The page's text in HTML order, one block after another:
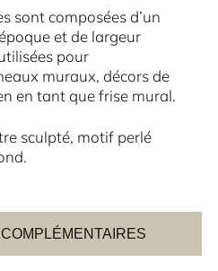
sont composées d’un
et de largeur
pour
muraux, décors de
en tant que frise mural.
sculpté, motif perlé